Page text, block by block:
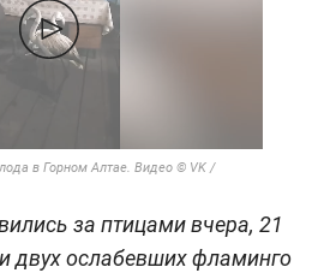
в Горном Алтае. Видео © VK /
за птицами вчера, 21
двух ослабевших фламинго